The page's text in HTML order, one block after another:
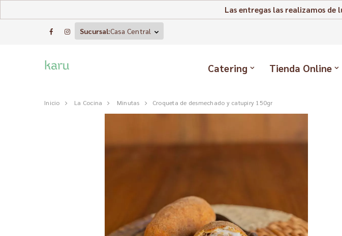
Las entregas las realizamos de
Sucursal:Casa Central
Catering Tienda Online
Inicio La Cocina Minutas Croqueta de desmechado y catupiry 150gr